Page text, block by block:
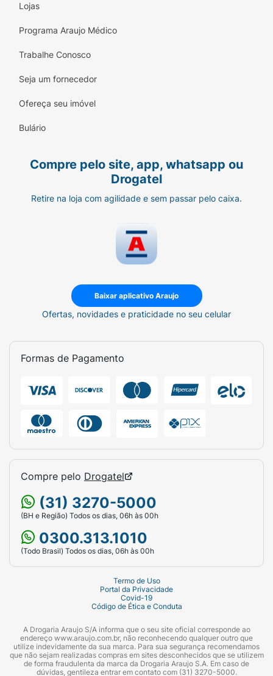
Lojas
Programa Araujo Médico
Trabalhe Conosco
Seja um fornecedor
Ofereça seu imóvel
Bulário
Compre pelo site, app, whatsapp ou
Drogatel
Retire na loja com agilidade e sem passar pelo caixa.
Baixar aplicativo Araujo
Ofertas, novidades e praticidade no seu celular
Formas de Pagamento
Compre pelo Drogatel
(31) 3270-5000
(BH e Região) Todos os dias, 06h às 00h
0300.313.1010
(Todo Brasil) Todos os dias, 06h às 00h
Termo de Uso
Portal da Privacidade
Covid-19
Código de Ética e Conduta
A Drogaria Araujo S/A informa que o seu site oficial corresponde ao
endereço www.araujo.com.br, não reconhecendo qualquer outro que
utilize indevidamente da sua marca. Para sua segurança recomendamos
que não sejam realizadas compras em sites desconhecidos que se utilizem
de forma fraudulenta da marca da Drogaria Araujo S.A. Em caso de
dúvidas, gentileza entrar em contato com (31) 3270-5000.